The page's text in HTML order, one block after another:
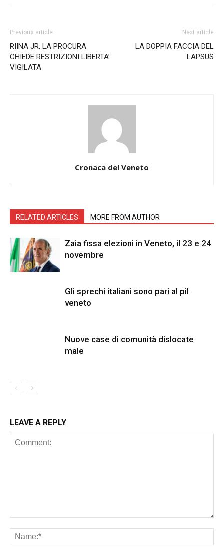
Previous article
RIINA JR, LA PROCURA
CHIEDE RESTRIZIONI LIBERTA’
VIGILATA
Next article
LA DOPPIA FACCIA DEL
LAPSUS
Cronaca del Veneto
RELATED ARTICLES MORE FROM AUTHOR
Zaia fissa elezioni in Veneto, il 23 e 24
novembre
Gli sprechi italiani sono pari al pil
veneto
Nuove case di comunità dislocate
male
LEAVE A REPLY